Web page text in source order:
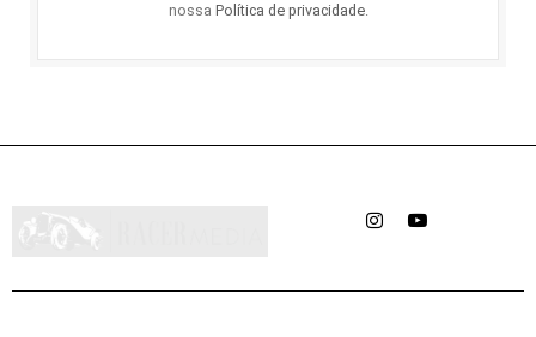
nossa Política de privacidade.
InstagramYouTube